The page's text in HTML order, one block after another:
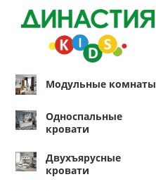
Модульные комнаты
Односпальные
кровати
Двухъярусные
кровати